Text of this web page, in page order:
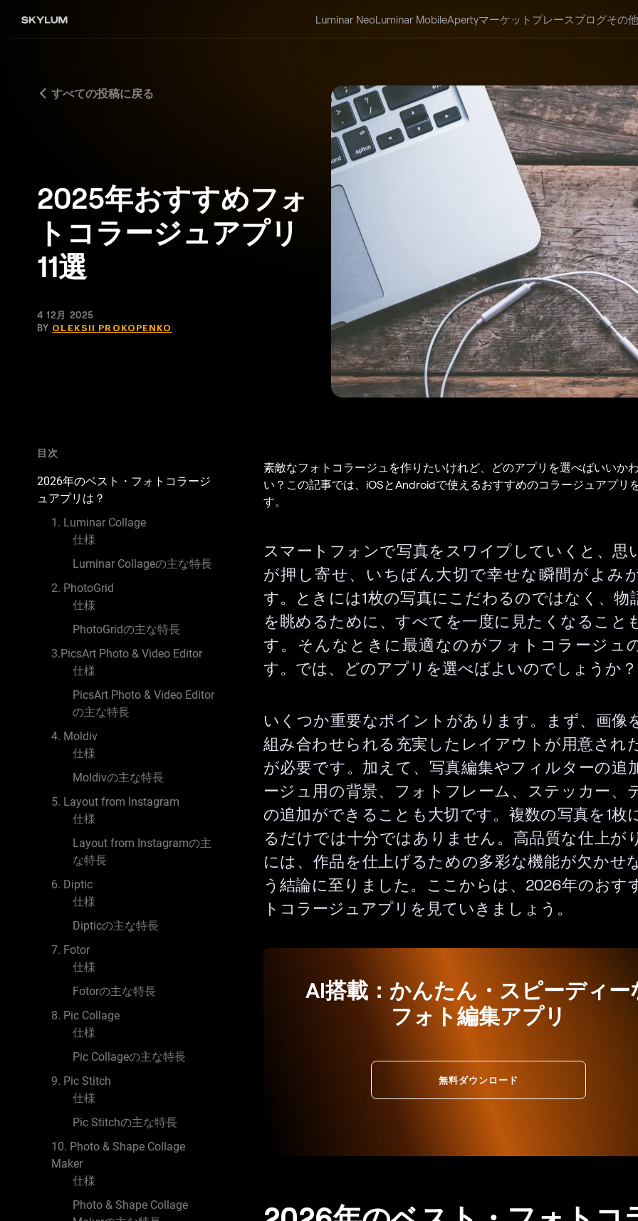
Luminar NeoLuminar MobileApertyマーケットプレースブログその他
すべての投稿に戻る
2025年おすすめフォ
トコラージュアプリ
11選
4 12月 2025
BY OLEKSII PROKOPENKO
目次
2026年のベスト・フォトコラージ
ュアプリは？
1. Luminar Collage
仕様
Luminar Collageの主な特長
2. PhotoGrid
仕様
PhotoGridの主な特長
3.PicsArt Photo & Video Editor
仕様
PicsArt Photo & Video Editor
の主な特長
4. Moldiv
仕様
Moldivの主な特長
5. Layout from Instagram
仕様
Layout from Instagramの主
な特長
6. Diptic
仕様
Dipticの主な特長
7. Fotor
仕様
Fotorの主な特長
8. Pic Collage
仕様
Pic Collageの主な特長
9. Pic Stitch
仕様
Pic Stitchの主な特長
10. Photo & Shape Collage
Maker
仕様
Photo & Shape Collage
素敵なフォトコラージュを作りたいけれど、どのアプリを選べばいいか
い？この記事では、iOSとAndroidで使えるおすすめのコラージュアプリ
す。
スマートフォンで写真をスワイプしていくと、思
が押し寄せ、いちばん大切で幸せな瞬間がよみ
す。ときには1枚の写真にこだわるのではなく、物
を眺めるために、すべてを一度に見たくなること
す。そんなときに最適なのがフォトコラージュ
す。では、どのアプリを選べばよいのでしょうか
いくつか重要なポイントがあります。まず、画像
組み合わせられる充実したレイアウトが用意され
が必要です。加えて、写真編集やフィルターの追
ージュ用の背景、フォトフレーム、ステッカー、
の追加ができることも大切です。複数の写真を1枚
るだけでは十分ではありません。高品質な仕上が
には、作品を仕上げるための多彩な機能が欠かせ
う結論に至りました。ここからは、2026年のおす
トコラージュアプリを見ていきましょう。
AI搭載：かんたん・スピーディー
フォト編集アプリ
無料ダウンロード